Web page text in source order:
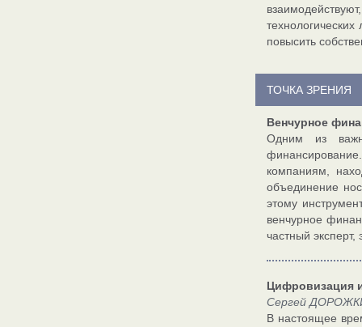
повысить
ТОЧКА ЗРЕНИЯ
Венчурное
Одним из
компаниям,
объединение
этому
венчурное
частный
Цифровизация
Сергей
В настоящее